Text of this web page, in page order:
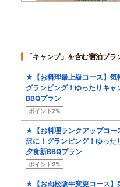
「キャンプ」を含む宿泊プラ
★【お料理最上級コース】気
グランピング！ゆったりキャ
BBQプラン
ポイント2%
★【お料理ランクアップコー
沢に！グランピング！ゆった
夕食新BBQプラン
ポイント2%
★【お肉松阪牛変更コース】